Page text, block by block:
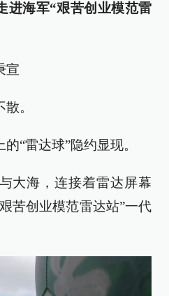
海军“艰苦创业模范雷
宣
。
“雷达球”隐约显现。
大海，连接着雷达屏幕
苦创业模范雷达站”一代